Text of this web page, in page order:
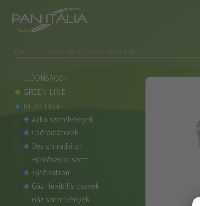
ÚJDONSÁGOK
GREEN LINE
BLUE LINE
arka-szerelvények
csőradiátorok
design radiátor
fürdőszoba szett
fűtőpatron
gáz flexibilis csövek
gáz szerelvények